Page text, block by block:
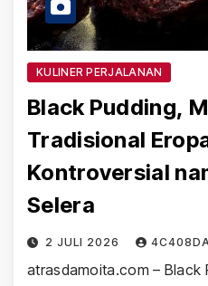
KULINER PERJALANAN
Black Pudding,
Tradisional
Kontroversial
Selera
2 JULI 2026
atrasdamoita.com – Black